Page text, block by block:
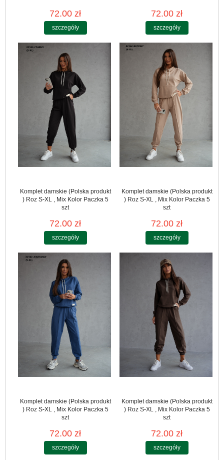
72.00 zł
szczegóły
72.00 zł
szczegóły
Komplet damskie (Polska produkt
) Roz S-XL , Mix Kolor Paczka 5
szt
72.00 zł
szczegóły
Komplet damskie (Polska produkt
) Roz S-XL , Mix Kolor Paczka 5
szt
72.00 zł
szczegóły
Komplet damskie (Polska produkt
) Roz S-XL , Mix Kolor Paczka 5
szt
72.00 zł
szczegóły
Komplet damskie (Polska produkt
) Roz S-XL , Mix Kolor Paczka 5
szt
72.00 zł
szczegóły